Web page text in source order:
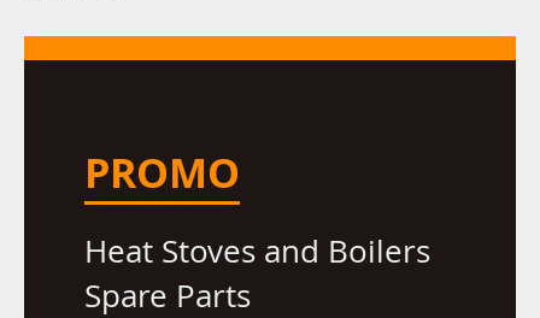
PROMO
Heat Stoves and Boilers
Spare Parts